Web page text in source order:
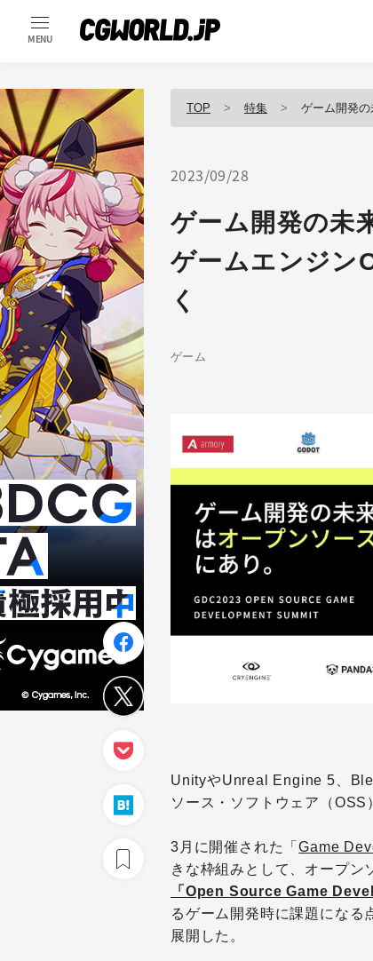
MENU
TOP 特集 ゲーム開発の未
2023/09/28
ゲーム開発の未
ゲームエンジン
く
ゲーム
UnityやUnreal Engine 5、
ソース・ソフトウェア（OSS
3月に開催された「Game
きな枠組みとして、オープン
「Open Source Game
るゲーム開発時に課題になる
展開した。